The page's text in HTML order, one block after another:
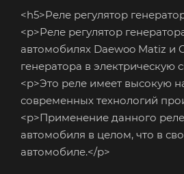
<h5>Реле регулятор
<p>Реле регулятор
автомобилях Daewoo Matiz и
генератора в электрическую
<p>Это реле имеет высокую
современных технологий
<p>Применение данного
автомобиля в целом, что в
автомобиле.</p>